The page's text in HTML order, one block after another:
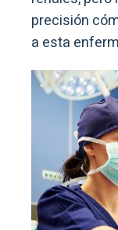
precisión
a esta